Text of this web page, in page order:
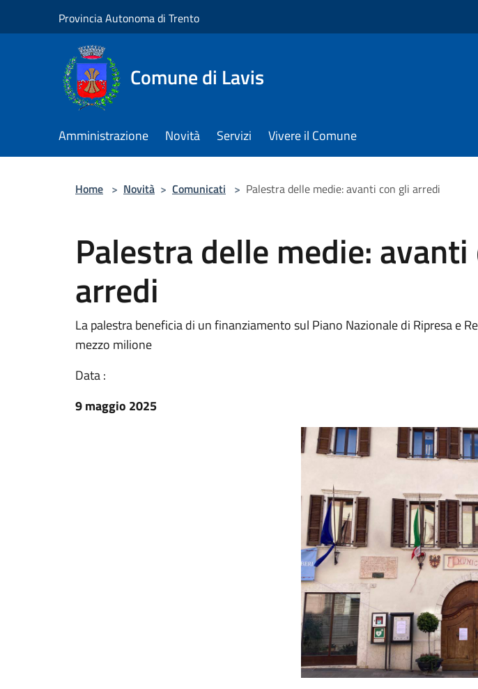
Provincia Autonoma di Trento
Comune di Lavis
Amministrazione Novità Servizi Vivere il Comune
Home > Novità > Comunicati > Palestra delle medie: avanti con gli arredi
Palestra delle medie: avanti
arredi
La palestra beneficia di un finanziamento sul Piano Nazionale di Ripresa e
mezzo milione
Data :
9 maggio 2025